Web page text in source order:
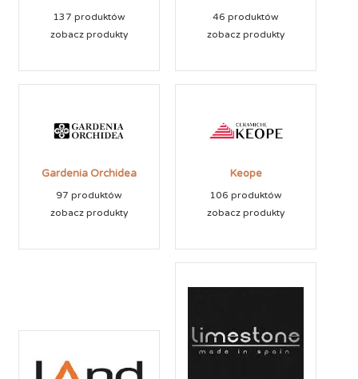
137 produktów
zobacz produkty
46 produktów
zobacz produkty
Gardenia Orchidea
97 produktów
zobacz produkty
Keope
106 produktów
zobacz produkty